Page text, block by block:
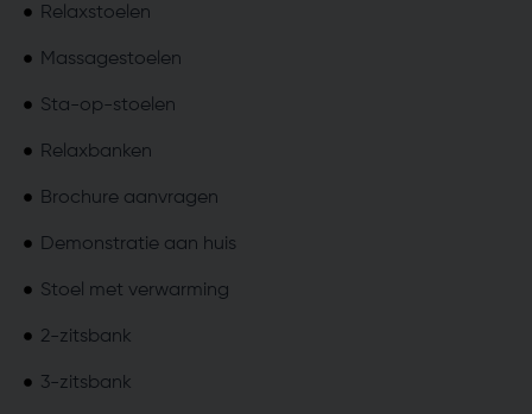
Relaxstoelen
Massagestoelen
Sta-op-stoelen
Relaxbanken
Brochure aanvragen
Demonstratie aan huis
Stoel met verwarming
2-zitsbank
3-zitsbank